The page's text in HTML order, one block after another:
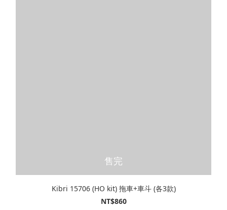
售完
Kibri 15706 (HO kit) 拖車+車斗 (各3款)
NT$860